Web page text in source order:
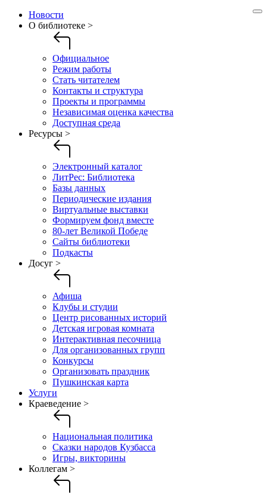
Новости
О библиотеке >
Официальное
Режим работы
Стать читателем
Контакты и структура
Проекты и программы
Независимая оценка качества
Доступная среда
Ресурсы >
Электронный каталог
ЛитРес: Библиотека
Базы данных
Периодические издания
Виртуальные выставки
Формируем фонд вместе
80-лет Великой Победе
Сайты библиотеки
Подкасты
Досуг >
Афиша
Клубы и студии
Центр рисованных историй
Детская игровая комната
Интерактивная песочница
Для организованных групп
Конкурсы
Организовать праздник
Пушкинская карта
Услуги
Краеведение >
Национальная политика
Сказки народов Кузбасса
Игры, викторины
Коллегам >